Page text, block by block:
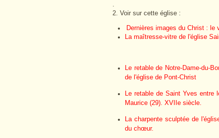
.
2. Voir sur cette église :
Dernières images du Christ : le
La maîtresse-vitre de l'église
Le retable de Notre-Dame-du-
de l'église de Pont-Christ
Le retable de Saint Yves
Maurice (29). XVIIe siècle.
La charpente sculptée de
du chœur.